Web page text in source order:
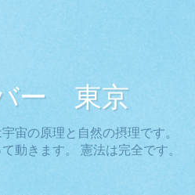
ー 東京
宙の原理と自然の摂理です。
動きます。 憲法は完全です。